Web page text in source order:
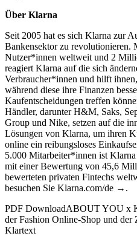
Über Klarna
Seit 2005 hat es sich Klarna zur
Bankensektor zu
Nutzer*innen weltweit und 2
reagiert Klarna auf die sich
Verbraucher*innen und hilft
während diese ihre Finanzen
Kaufentscheidungen treffen
Händler, darunter H&M, Saks,
Group und Nike, setzen auf die
Lösungen von Klarna, um ihren
online ein reibungsloses
5.000 Mitarbeiter*innen ist
mit einer Bewertung von 45,6
bewerteten privaten Fintechs
besuchen Sie Klarna.com/de
.
PDF DownloadABOUT YOU x
der Fashion Online-Shop und
Klartext